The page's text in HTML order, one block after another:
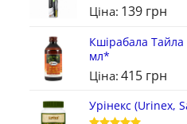
Оцінено в
з 5
Ціна: 139 грн
Кшірабала
мл*
Ціна: 415 грн
Урінекс (Urinex,